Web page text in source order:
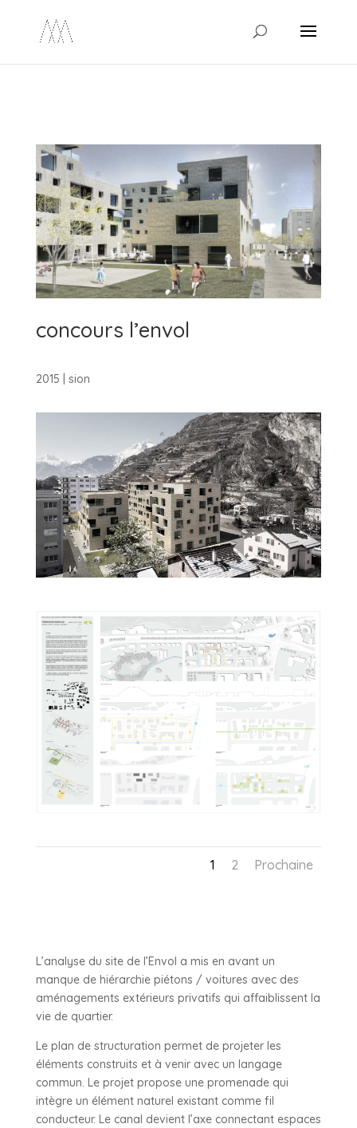
concours l’envol
2015 | sion
1 2 Prochaine
L’analyse du site de l’Envol a mis en avant un
manque de hiérarchie piétons / voitures avec des
aménagements extérieurs privatifs qui affaiblissent la
vie de quartier.
Le plan de structuration permet de projeter les
éléments construits et à venir avec un langage
commun. Le projet propose une promenade qui
intègre un élément naturel existant comme fil
conducteur. Le canal devient l’axe connectant espaces